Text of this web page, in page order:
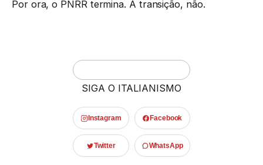
Por ora, o PNRR termina. A transição, não.
SIGA O ITALIANISMO
Instagram Facebook
Twitter WhatsApp